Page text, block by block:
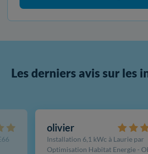
Les derniers avis sur les
olivier
Installation 6,1 kWc à Laurie par
Optimisation Habitat Energie -